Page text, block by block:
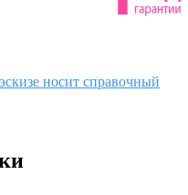
носит справочный